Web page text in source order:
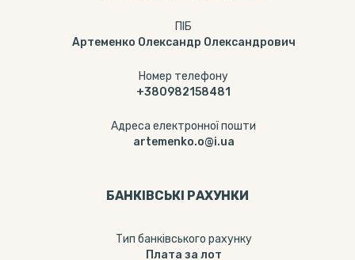
ПІБ
Артеменко Олександр Олександрович
Номер телефону
+380982158481
Адреса електронної пошти
artemenko.o@i.ua
БАНКІВСЬКІ РАХУНКИ
Тип банкiвського рахунку
Плата за лот